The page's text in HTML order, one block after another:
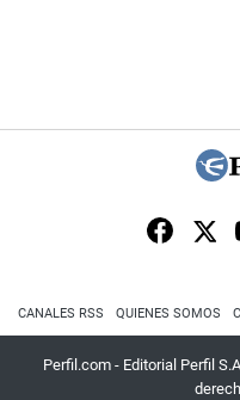
CANALES RSS QUIENES SOMOS
Perfil.com - Editorial Perfil